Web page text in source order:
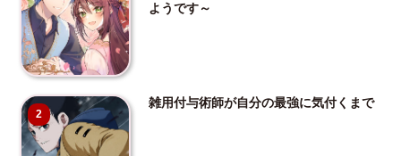
ようです～
2
雑用付与術師が自分の最強に気付くまで